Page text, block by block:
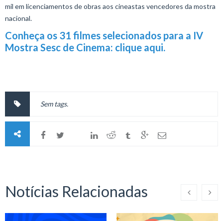
mil em licenciamentos de obras aos cineastas vencedores da mostra
nacional.
Conheça os 31 filmes selecionados para a IV
Mostra Sesc de Cinema: clique aqui.
Sem tags.
Notícias Relacionadas